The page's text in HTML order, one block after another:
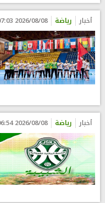
أخبار رياضة 2026/08/08 07:03
أخبار رياضة 2026/08/08 06:54